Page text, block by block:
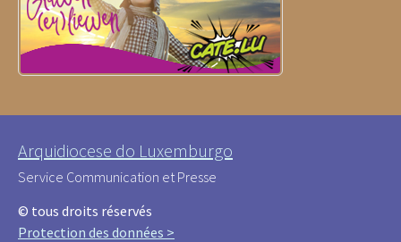
Arquidiocese do Luxemburgo
Service Communication et Presse
© tous droits réservés
Protection des données >